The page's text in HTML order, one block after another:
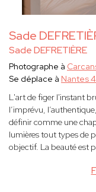
Sade
Sade DEFRETIÈRE
Photographe à
Se déplace à Nantes
L'art de figer l'instant
l’imprévu,
définir comme une
lumières tout types de
objectif. La beauté est